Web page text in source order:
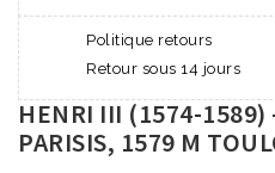
Politique retours
Retour sous 14 jours
HENRI III (1574-1589)
PARISIS, 1579 M